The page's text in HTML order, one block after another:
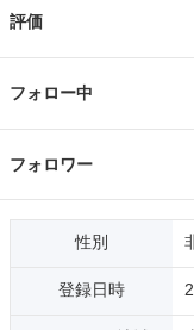
評価
フォロー中
フォロワー
性別
登録日時